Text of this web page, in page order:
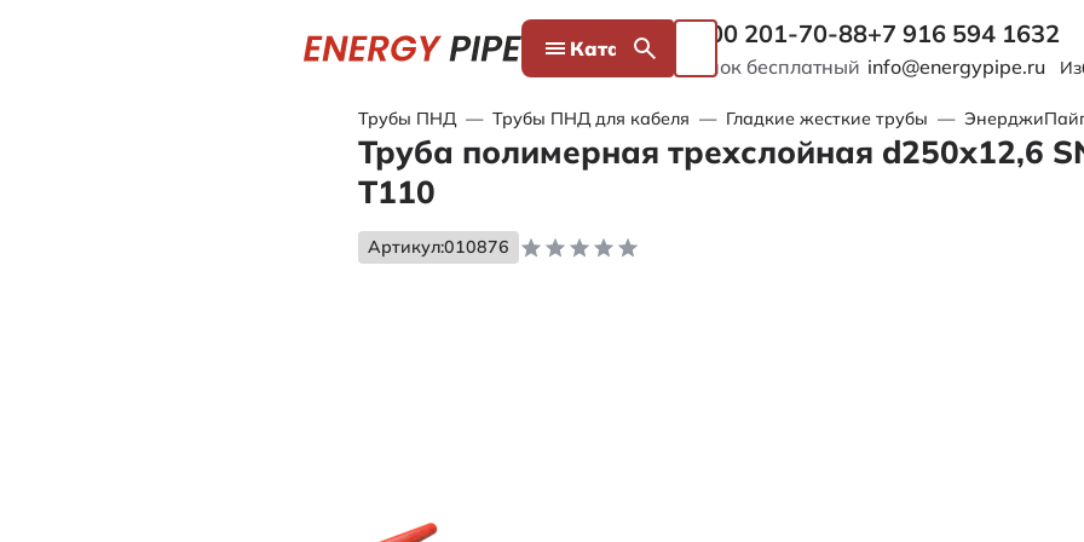
Каталог 8 800 201-70-88
Звонок бесплатный
+7 916 594 1632
info@energypipe.ru
Трубы ПНД — Трубы ПНД для кабеля — Гладкие жесткие трубы — ЭнерджиПайп
Труба полимерная трехслойная d250х12,6
Т110
Артикул:010876